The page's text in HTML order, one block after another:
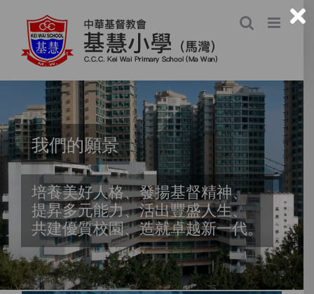
content
我們的願景
培養美好人格、發揚基督精神、
提昇多元能力、活出豐盛人生、
共建優質校園、造就卓越新一代。